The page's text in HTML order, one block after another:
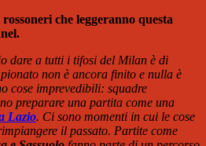
che leggeranno questa
dare a tutti i tifosi del Milan è di
non è ancora finito e nulla è
cose imprevedibili: squadre
preparare una partita come una
Lazio. Ci sono momenti in cui le cose
il passato. Partite come